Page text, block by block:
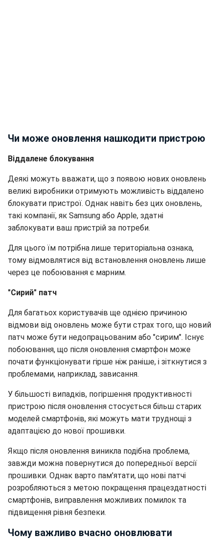
Чи може оновлення нашкодити пристрою
Віддалене блокування
Деякі можуть вважати, що з появою нових оновлень
великі виробники отримують можливість віддалено
блокувати пристрої. Однак навіть без цих оновлень,
такі компанії, як Samsung або Apple, здатні
заблокувати ваш пристрій за потреби.
Для цього їм потрібна лише територіальна ознака,
тому відмовлятися від встановлення оновлень лише
через це побоювання є марним.
"Сирий" патч
Для багатьох користувачів ще однією причиною
відмови від оновлень може бути страх того, що новий
патч може бути недопрацьованим або "сирим". Існує
побоювання, що після оновлення смартфон може
почати функціонувати гірше ніж раніше, і зіткнутися з
проблемами, наприклад, зависання.
У більшості випадків, погіршення продуктивності
пристрою після оновлення стосується більш старих
моделей смартфонів, які можуть мати труднощі з
адаптацією до нової прошивки.
Якщо після оновлення виникла подібна проблема,
завжди можна повернутися до попередньої версії
прошивки. Однак варто пам'ятати, що нові патчі
розробляються з метою покращення працездатності
смартфонів, виправлення можливих помилок та
підвищення рівня безпеки.
Чому важливо вчасно оновлювати